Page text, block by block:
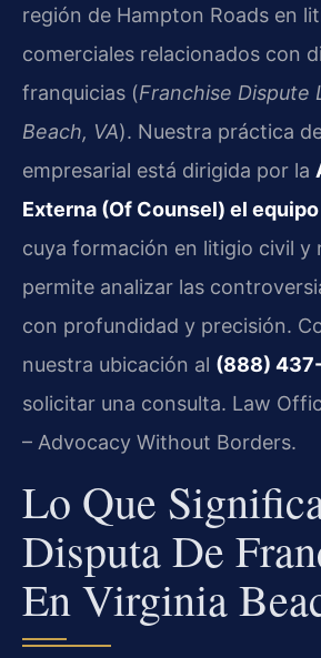
región de Hampton Roads en
comerciales relacionados con
franquicias (Franchise Dispute
Beach, VA). Nuestra práctica
empresarial está dirigida por la
Externa (Of Counsel) el
cuya formación en litigio civil y
permite analizar las
con profundidad y precisión.
nuestra ubicación al (888)
solicitar una consulta. Law
– Advocacy Without Borders.
Lo Que
Disputa De
En Virginia